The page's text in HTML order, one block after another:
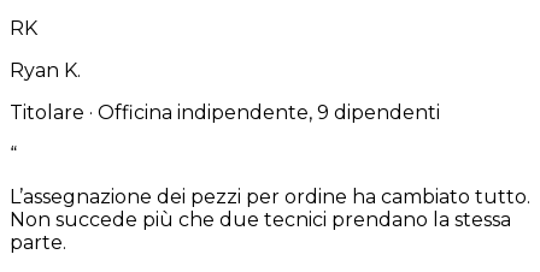
RK
Ryan K.
Titolare · Officina indipendente, 9 dipendenti
“
L’assegnazione dei pezzi per ordine ha cambiato tutto.
Non succede più che due tecnici prendano la stessa
parte.